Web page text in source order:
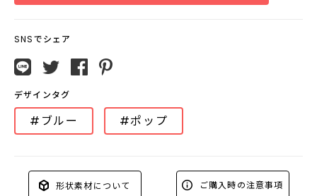
SNSでシェア
デザインタグ
#ブルー #ポップ
形状素材について ご購入時の注意事項